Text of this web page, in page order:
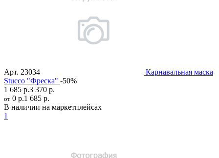
Арт. 23034
Карнавальная маска
Stucco "Фреска" -50%
1 685 р.3 370 р.
от 0 р.1 685 р.
В наличии на маркетплейсах
1